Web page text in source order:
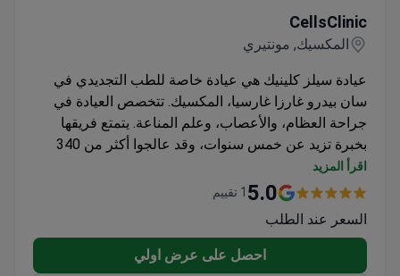
CellsClinic
المكسيك, مونتيري
عيادة سيلز كلينيك هي عيادة خاصة للطب التجديدي في
سان بيدرو غارزا غارسيا، المكسيك. تتخصص العيادة في
جراحة العظام، والأعصاب، وعلم المناعة. يتمتع فريقها
بخبرة تزيد عن خمس سنوات، وقد عالجوا أكثر من 340
مريضًا من خلال بروتوكولات علاجية مُخصصة. تركز
خدمات العيادة على العلاجات الخلوية المتقدمة لتآكل
أطباء متخصصين معتمدين. تُجرى جميع العمليات وفقًا
لمعايير جودة صارمة في بيئة العيادات الخارجية.
فيما يخصّ تآكل المفاصل، تُفيد العيادة بأنّ 95% من
اقرأ المزيد
5.0 1 تقييم
السعر عند الطلب
احصل على عرض اولي